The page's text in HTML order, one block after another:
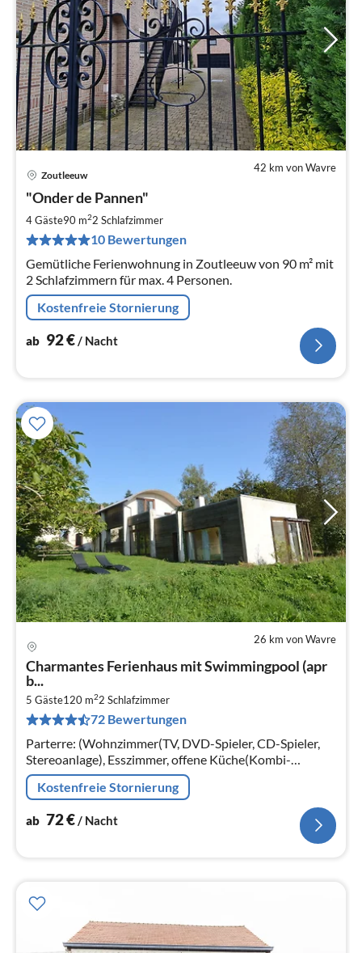
42 km von Wavre
Zoutleeuw
"Onder de Pannen"
4 Gäste90 m22 Schlafzimmer
10 Bewertungen
Gemütliche Ferienwohnung in Zoutleeuw von 90 m² mit
2 Schlafzimmern für max. 4 Personen.
Kostenfreie Stornierung
ab 92€/ Nacht
26 km von Wavre
Charmantes Ferienhaus mit Swimmingpool (apr
b...
5 Gäste120 m22 Schlafzimmer
72 Bewertungen
Parterre: (Wohnzimmer(TV, DVD-Spieler, CD-Spieler,
Stereoanlage), Esszimmer, offene Küche(Kombi-
Mikrowelle), Schlafzimmer(Einzelbett, Doppelbett)
Kostenfreie Stornierung
ab 72€/ Nacht